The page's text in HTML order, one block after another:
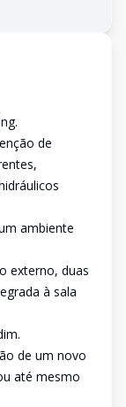
de
ambiente
externo, duas
à sala
de um novo
até mesmo